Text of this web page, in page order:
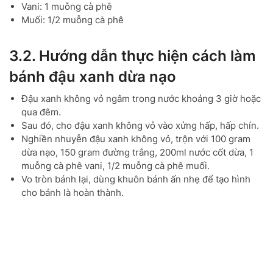
Vani: 1 muỗng cà phê
Muối: 1/2 muỗng cà phê
3.2. Hướng dẫn thực hiện cách làm
bánh đậu xanh dừa nạo
Đậu xanh không vỏ ngâm trong nước khoảng 3 giờ hoặc
qua đêm.
Sau đó, cho đậu xanh không vỏ vào xửng hấp, hấp chín.
Nghiền nhuyễn đậu xanh không vỏ, trộn với 100 gram
dừa nạo, 150 gram đường trắng, 200ml nước cốt dừa, 1
muỗng cà phê vani, 1/2 muỗng cà phê muối.
Vo tròn bánh lại, dùng khuôn bánh ấn nhẹ để tạo hình
cho bánh là hoàn thành.